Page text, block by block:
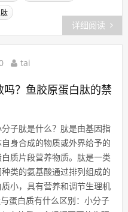
详细阅读
tai
？鱼胶原蛋白肽的禁
子肽是什么？肽是由基因指
自身合成的物质或外界给予的
白质片段营养物质。肽是一类
种类的氨基酸通过排列组成的
质小，具有营养和调节生理机
蛋白质有什么区别：小分子